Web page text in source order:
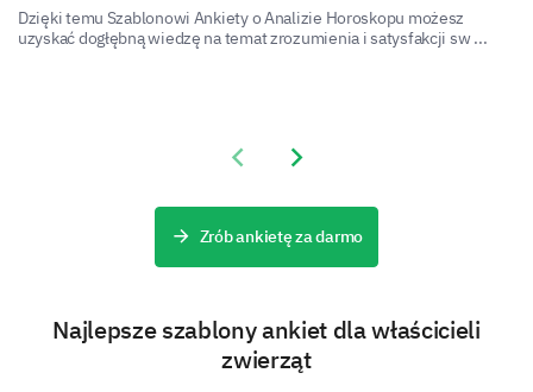
Dzięki temu Szablonowi Ankiety o Analizie Horoskopu możesz
uzyskać dogłębną wiedzę na temat zrozumienia i satysfakcji sw ...
Previous slide
Next slide
Zrób ankietę za darmo
Najlepsze szablony ankiet dla właścicieli
zwierząt